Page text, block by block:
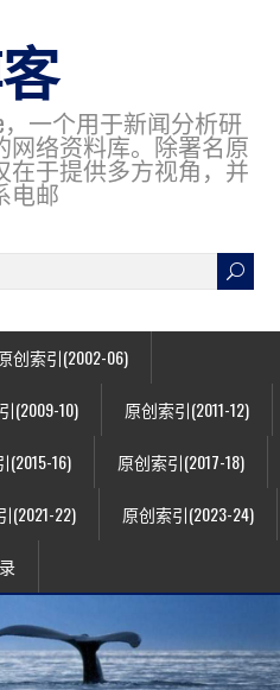
，一个用于新闻分析研
网络资料库。除署名原
在于提供多方视角，并
电邮
创索引(2002-06)
(2009-10) 原创索引(2011-12)
(2015-16) 原创索引(2017-18)
(2021-22) 原创索引(2023-24)